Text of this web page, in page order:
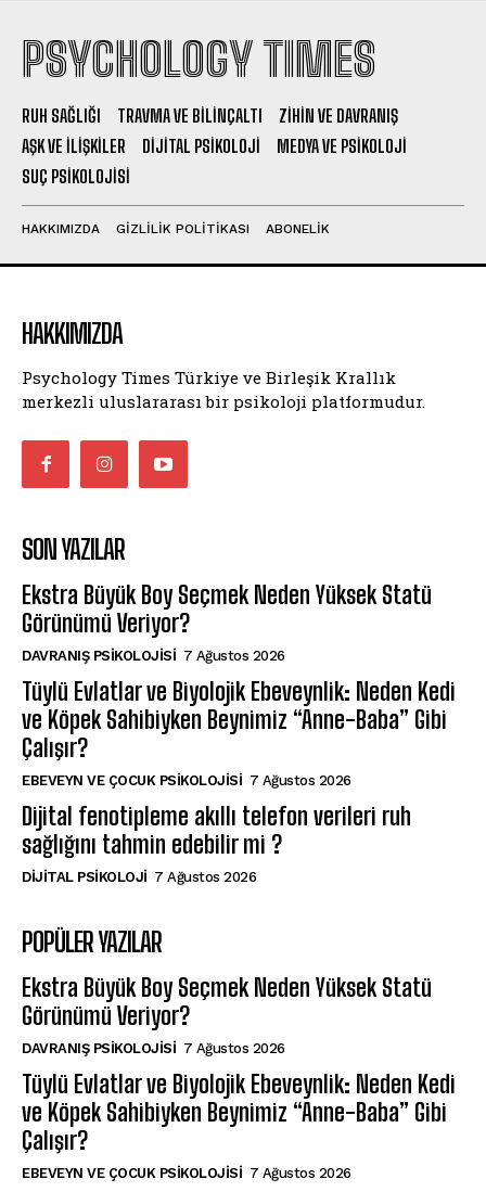
PSYCHOLOGY TIMES
RUH SAĞLIĞI TRAVMA VE BILINÇALTI
ZIHIN VE DAVRANIŞ
AŞK VE İLIŞKILER
DIJITAL PSIKOLOJI
MEDYA VE PSIKOLOJI
SUÇ PSIKOLOJISI
HAKKIMIZDA GIZLILIK POLITIKASI ABONELIK
HAKKIMIZDA
Psychology Times Türkiye ve Birleşik Krallık
merkezli uluslararası bir psikoloji platformudur.
SON YAZILAR
Ekstra Büyük Boy Seçmek Neden Yüksek Statü
Görünümü Veriyor?
DAVRANIŞ PSIKOLOJISI 7 Ağustos 2026
Tüylü Evlatlar ve Biyolojik Ebeveynlik: Neden Kedi
ve Köpek Sahibiyken Beynimiz “Anne-Baba” Gibi
Çalışır?
EBEVEYN VE ÇOCUK PSIKOLOJISI 7 Ağustos 2026
Dijital fenotipleme akıllı telefon verileri ruh
sağlığını tahmin edebilir mi ?
DIJITAL PSIKOLOJI 7 Ağustos 2026
POPÜLER YAZILAR
Ekstra Büyük Boy Seçmek Neden Yüksek Statü
Görünümü Veriyor?
DAVRANIŞ PSIKOLOJISI 7 Ağustos 2026
Tüylü Evlatlar ve Biyolojik Ebeveynlik: Neden Kedi
ve Köpek Sahibiyken Beynimiz “Anne-Baba” Gibi
Çalışır?
EBEVEYN VE ÇOCUK PSIKOLOJISI 7 Ağustos 2026